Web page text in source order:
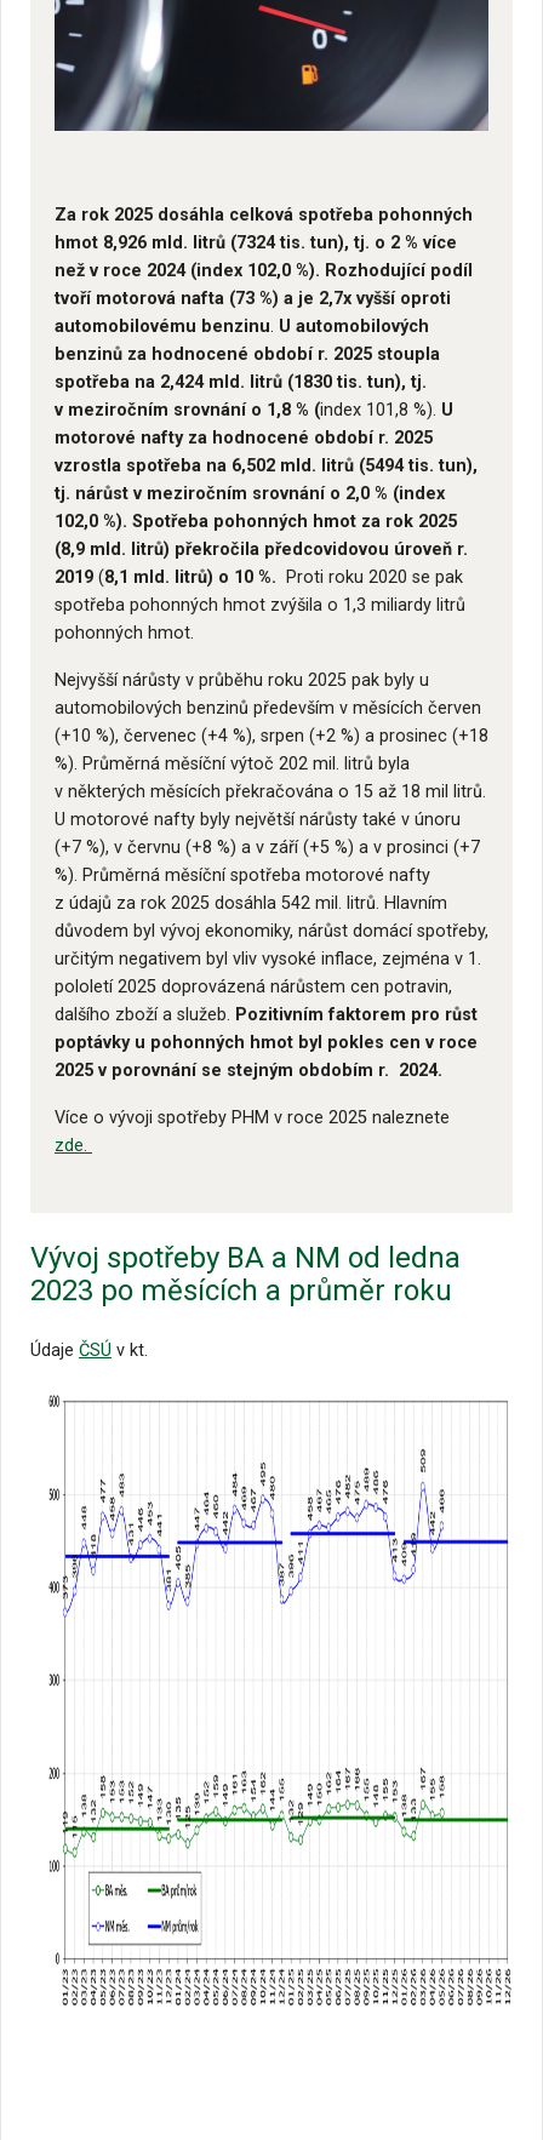
Za rok 2025 dosáhla celková spotřeba pohonných
hmot 8,926 mld. litrů (7324 tis. tun), tj. o 2 % více
než v roce 2024 (index 102,0 %). Rozhodující podíl
tvoří motorová nafta (73 %) a je 2,7x vyšší oproti
automobilovému benzinu. U automobilových
benzinů za hodnocené období r. 2025 stoupla
spotřeba na 2,424 mld. litrů (1830 tis. tun), tj.
v meziročním srovnání o 1,8 % (index 101,8 %). U
motorové nafty za hodnocené období r. 2025
vzrostla spotřeba na 6,502 mld. litrů (5494 tis. tun),
tj. nárůst v meziročním srovnání o 2,0 % (index
102,0 %). Spotřeba pohonných hmot za rok 2025
(8,9 mld. litrů) překročila předcovidovou úroveň r.
2019 (8,1 mld. litrů) o 10 %. Proti roku 2020 se pak
spotřeba pohonných hmot zvýšila o 1,3 miliardy litrů
pohonných hmot.
Nejvyšší nárůsty v průběhu roku 2025 pak byly u
automobilových benzinů především v měsících červen
(+10 %), červenec (+4 %), srpen (+2 %) a prosinec (+18
%). Průměrná měsíční výtoč 202 mil. litrů byla
v některých měsících překračována o 15 až 18 mil litrů.
U motorové nafty byly největší nárůsty také v únoru
(+7 %), v červnu (+8 %) a v září (+5 %) a v prosinci (+7
%). Průměrná měsíční spotřeba motorové nafty
z údajů za rok 2025 dosáhla 542 mil. litrů. Hlavním
důvodem byl vývoj ekonomiky, nárůst domácí spotřeby,
určitým negativem byl vliv vysoké inflace, zejména v 1.
pololetí 2025 doprovázená nárůstem cen potravin,
dalšího zboží a služeb. Pozitivním faktorem pro růst
poptávky u pohonných hmot byl pokles cen v roce
2025 v porovnání se stejným obdobím r. 2024.
Více o vývoji spotřeby PHM v roce 2025 naleznete
zde.
Vývoj spotřeby BA a NM od ledna
2023 po měsících a průměr roku
Údaje ČSÚ v kt.